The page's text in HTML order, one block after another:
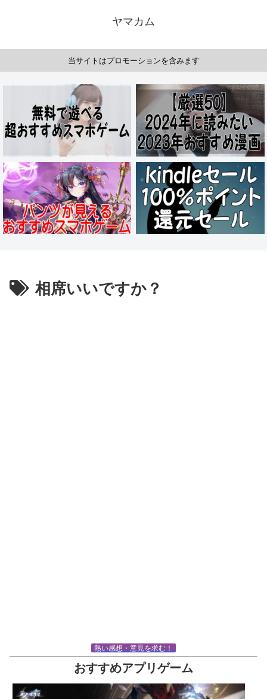
ヤマカム
当サイトはプロモーションを含みます
相席いいですか？
熱い感想・意見を求む！
おすすめアプリゲーム